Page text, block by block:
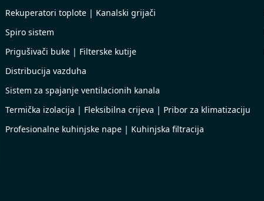
Rekuperatori toplote | Kanalski grijači
Spiro sistem
Prigušivači buke | Filterske kutije
Distribucija vazduha
Sistem za spajanje ventilacionih kanala
Termička izolacija | Fleksibilna crijeva | Pribor za klimatizaciju
Profesionalne kuhinjske nape | Kuhinjska filtracija